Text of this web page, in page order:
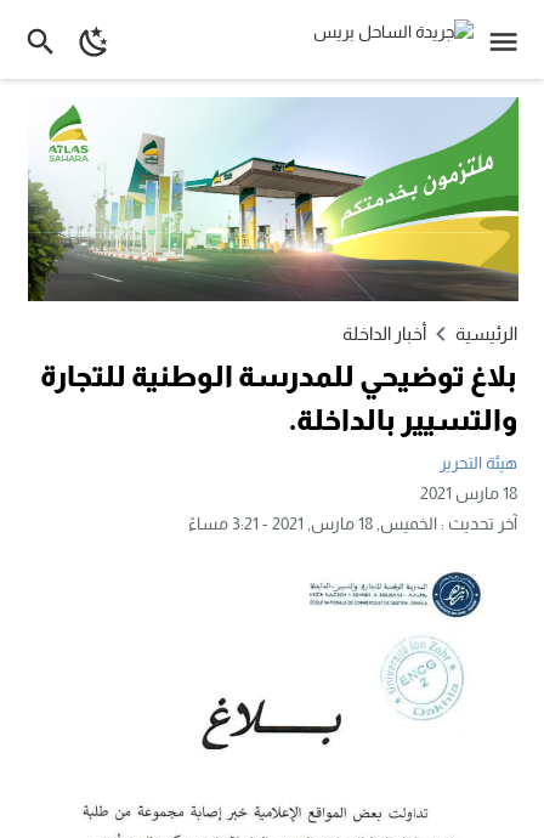
الرئيسية أخبار الداخلة
بلاغ توضيحي للمدرسة الوطنية للتجارة
والتسيير بالداخلة.
هيئة التحرير
18 مارس 2021
آخر تحديث :الخميس, 18 مارس, 2021 - 3:21 مساءً